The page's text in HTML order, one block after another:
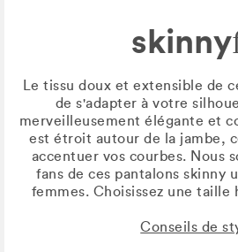
skinny
Le tissu doux et extensible de
de s'adapter à votre
merveilleusement élégante et
est étroit autour de la jambe,
accentuer vos courbes. Nous
fans de ces pantalons skinny
femmes. Choisissez une taille
Conseils de